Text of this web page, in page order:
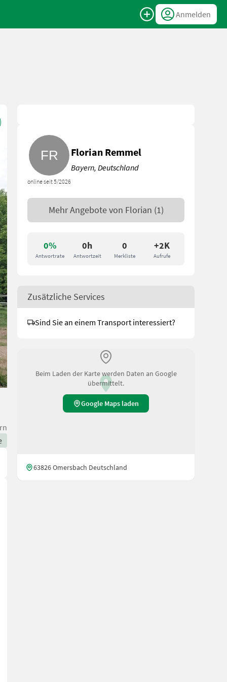
Anmelden
0%
Antwortrate
0h
Antwortzeit
0
Merkliste
+2K
Aufrufe
online seit 5/2026
Florian Remmel
Bayern, Deutschland
Mehr Angebote von Florian (1)
Zusätzliche Services
Sind Sie an einem Transport interessiert?
Beim Laden der Karte werden Daten an Google
übermittelt.
Google Maps laden
63826 Omersbach Deutschland